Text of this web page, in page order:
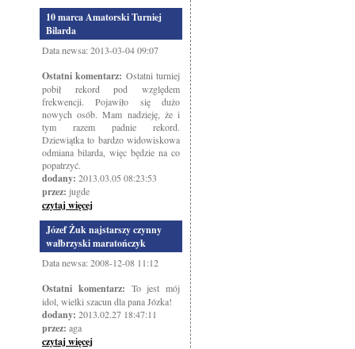
10 marca Amatorski Turniej
Bilarda
Data newsa: 2013-03-04 09:07
Ostatni komentarz: Ostatni turniej
pobił rekord pod względem
frekwencji. Pojawiło się dużo
nowych osób. Mam nadzieję, że i
tym razem padnie rekord.
Dziewiątka to bardzo widowiskowa
odmiana bilarda, więc będzie na co
popatrzyć.
dodany: 2013.03.05 08:23:53
przez: jugde
czytaj więcej
Józef Żuk najstarszy czynny
wałbrzyski maratończyk
Data newsa: 2008-12-08 11:12
Ostatni komentarz: To jest mój
idol, wielki szacun dla pana Józka!
dodany: 2013.02.27 18:47:11
przez: aga
czytaj więcej